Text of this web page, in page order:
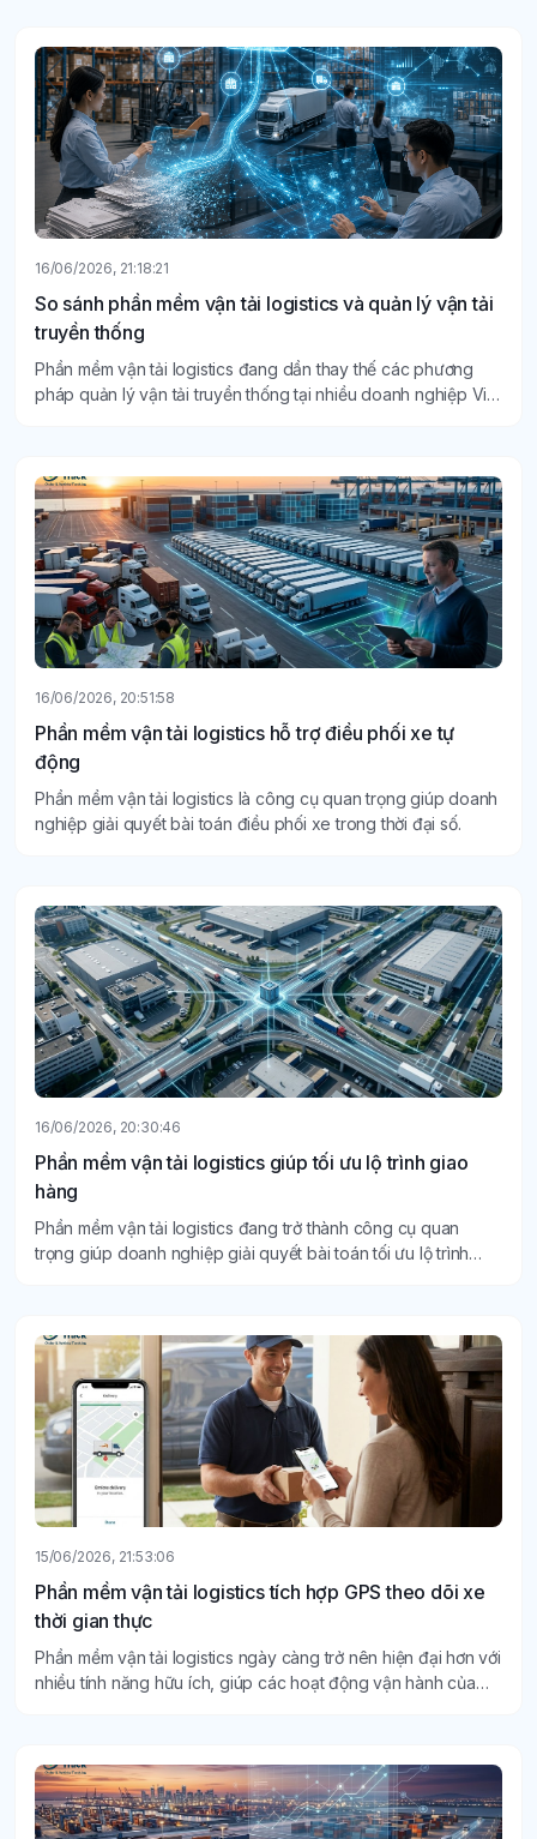
16/06/2026, 21:18:21
So sánh phần mềm vận tải logistics và quản lý vận tải
truyền thống
Phần mềm vận tải logistics đang dần thay thế các phương
pháp quản lý vận tải truyền thống tại nhiều doanh nghiệp Việt
16/06/2026, 20:51:58
Phần mềm vận tải logistics hỗ trợ điều phối xe tự
động
Phần mềm vận tải logistics là công cụ quan trọng giúp doanh
nghiệp giải quyết bài toán điều phối xe trong thời đại số.
16/06/2026, 20:30:46
Phần mềm vận tải logistics giúp tối ưu lộ trình giao
hàng
Phần mềm vận tải logistics đang trở thành công cụ quan
trọng giúp doanh nghiệp giải quyết bài toán tối ưu lộ trình
15/06/2026, 21:53:06
Phần mềm vận tải logistics tích hợp GPS theo dõi xe
thời gian thực
Phần mềm vận tải logistics ngày càng trở nên hiện đại hơn với
nhiều tính năng hữu ích, giúp các hoạt động vận hành của